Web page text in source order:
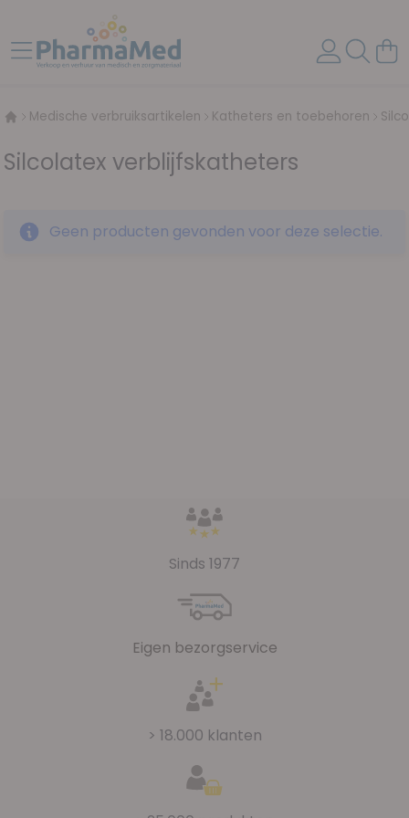
Toggle Nav
Medische verbruiksartikelen Katheters en toebehoren
Silcolatex verblijfskatheters
Geen producten gevonden voor deze selectie.
Sinds 1977
Eigen bezorgservice
> 18.000 klanten